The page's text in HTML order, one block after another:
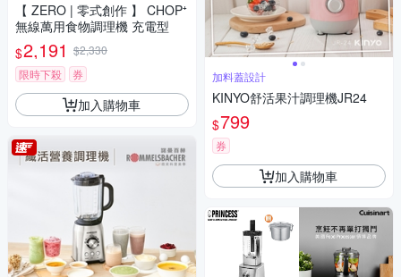
【 ZERO | 零式創作 】 CHOP⁺
無線萬用食物調理機 充電型
$2,191 $2,330
限時下殺
券
加入購物車
加料蓋設計
KINYO舒活果汁調理機JR24
$799
券
加入購物車